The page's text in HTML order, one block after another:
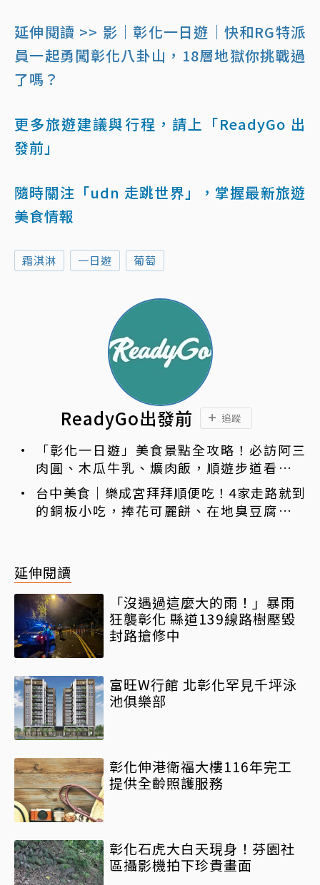
延伸閱讀 >> 影｜彰化一日遊｜快和RG特派
員一起勇闖彰化八卦山，18層地獄你挑戰過
了嗎？
更多旅遊建議與行程，請上「ReadyGo 出
發前」
隨時關注「udn 走跳世界」，掌握最新旅遊
美食情報
霜淇淋 一日遊 葡萄
ReadyGo出發前 追蹤
「彰化一日遊」美食景點全攻略！必訪阿三
肉圓、木瓜牛乳、爌肉飯，順遊步道看夜景
一次排好
台中美食｜樂成宮拜拜順便吃！4家走路就到
的銅板小吃，捧花可麗餅、在地臭豆腐、烤
延伸閱讀
「沒遇過這麼大的雨！」暴雨
狂襲彰化 縣道139線路樹壓毀
封路搶修中
富旺W行館 北彰化罕見千坪泳
池俱樂部
彰化伸港衛福大樓116年完工
提供全齡照護服務
彰化石虎大白天現身！芬園社
區攝影機拍下珍貴畫面